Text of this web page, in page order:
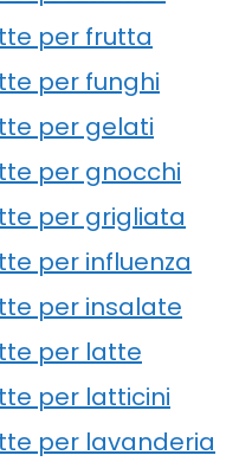
per frutta
per funghi
per gelati
per gnocchi
per grigliata
per influenza
per insalate
per latte
per latticini
per lavanderia